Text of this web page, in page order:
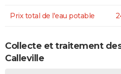
Prix total de l'eau potable
Collecte et traitement
Calleville